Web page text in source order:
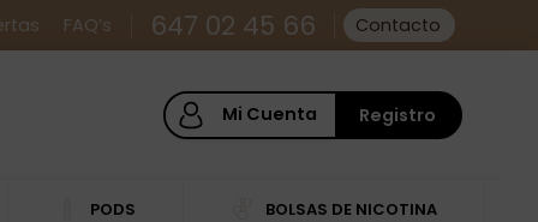
FAQ’s 647 02 45 66 Contacto
Mi Cuenta Registro
PODS BOLSAS DE NICOTINA